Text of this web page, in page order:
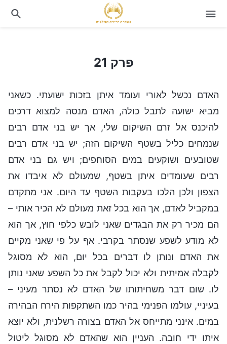
פרק 21
פרק 21
האדם נכשל לאורי ועומד איתן בזכות ישועתי. כשאני
מביא ישועה לתבל כולה, האדם מנסה למצוא דרכים
להיכנס אל זרם השיקום שלי, אך יש בני אדם רבים
שנמחים כליל בשטף השיקום הזה; יש בני אדם רבים
שטובעים ושוקעים במים הסוחפים; ויש גם בני אדם
רבים שעומדים איתן בשטף, שמעולם לא איבדו את
הצפון ולכן הלכו בעקבות השטף עד היום. אני מתקדם
במקביל לאדם, אך הוא בכל זאת מעולם לא הכיר אותי –
הם מכיר רק את הבגדים שאני לובש כלפי חוץ, אך הוא
לא מודע לשפע שנסתר בקרבי. אף על פי שאני מקיים
את האדם ונותן לו דברים בכל יום, הוא לא מסוגל
לקבלה אמיתית ולא יכול לקבל את כל השפע שאני נותן
לו. שום דבר משחיתותו של האדם לא נסתר מעיני –
בעיניי, עולמו הפנימי בהיר כמו השתקפות הירח הבהירה
במים. אינני מתייחס אל האדם בצורה רשלנית, ולא יוצא
איתו ידי חובה. העניין הוא שהאדם לא מסוגל ליטול